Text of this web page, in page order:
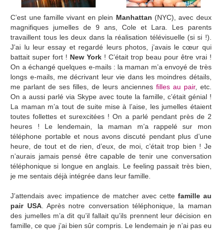
C’est une famille vivant en plein Manhattan (NYC), avec deux
magnifiques jumelles de 9 ans, Cole et Lara. Les parents
travaillent tous les deux dans la réalisation télévisuelle (si si !).
J’ai lu leur essay et regardé leurs photos, j’avais le cœur qui
battait super fort ! New York ! C’était trop beau pour être vrai !
On a échangé quelques e-mails : la maman m’a envoyé de très
longs e-mails, me décrivant leur vie dans les moindres détails,
me parlant de ses filles, de leurs anciennes filles au pair, etc.
On a aussi parlé via Skype avec toute la famille, c’était génial !
La maman m’a tout de suite mise à l’aise, les jumelles étaient
toutes follettes et surexcitées ! On a parlé pendant près de 2
heures ! Le lendemain, la maman m’a rappelé sur mon
téléphone portable et nous avons discuté pendant plus d’une
heure, de tout et de rien, d’eux, de moi, c’était trop bien ! Je
n’aurais jamais pensé être capable de tenir une conversation
téléphonique si longue en anglais. Le feeling passait très bien,
je me sentais déjà intégrée dans leur famille.
J’attendais avec impatience de matcher avec cette famille au
pair USA. Après notre conversation téléphonique, la maman
des jumelles m’a dit qu’il fallait qu’ils prennent leur décision en
famille, ce que j’ai bien sûr compris. Le lendemain je n’ai pas eu